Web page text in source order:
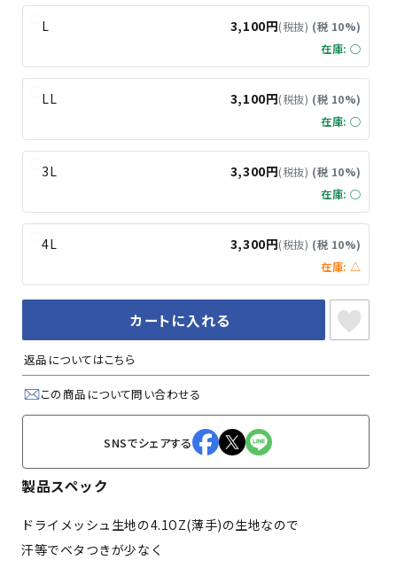
L 3,100円(税抜) (税 10%)
在庫: ○
LL 3,100円(税抜) (税 10%)
在庫: ○
3L 3,300円(税抜) (税 10%)
在庫: ○
4L 3,300円(税抜) (税 10%)
在庫: △
カートに入れる
返品についてはこちら
この商品について問い合わせる
SNSでシェアする
製品スペック
ドライメッシュ生地の4.1OZ(薄手)の生地なので
汗等でベタつきが少なく